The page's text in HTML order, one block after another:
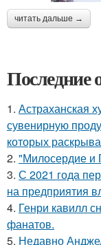
читать дальше →
Последние
1. Астраханская
сувенирную
которых
2. "Милосердие и
3. С 2021 года
на предприятия
4. Генри кавилл
фанатов.
5. Недавно